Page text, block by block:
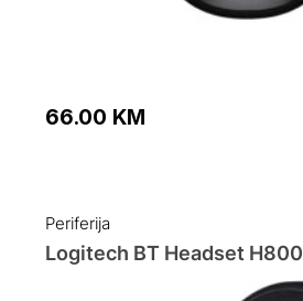
66.00 KM
Periferija
Logitech BT Headset H800